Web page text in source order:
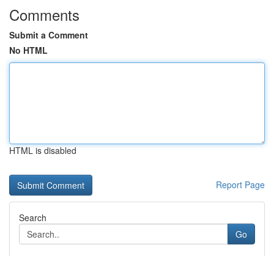
Comments
Submit a Comment
No HTML
HTML is disabled
Report Page
Search
Go